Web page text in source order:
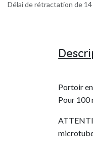
Délai de rétractation de 14
Portoir
Pour 100